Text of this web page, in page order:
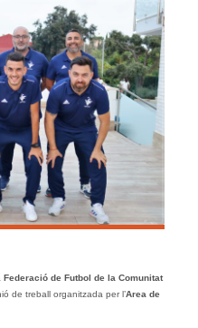
Federació de Futbol de la Comunitat
de treball organitzada per l’Area de